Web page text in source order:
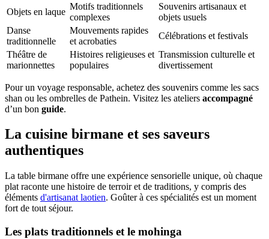
Objets en laque
Motifs traditionnels
complexes
Souvenirs artisanaux et
objets usuels
Danse
traditionnelle
Mouvements rapides
et acrobaties
Célébrations et festivals
Théâtre de
marionnettes
Histoires religieuses et
populaires
Transmission culturelle et
divertissement
Pour un voyage responsable, achetez des souvenirs comme les sacs
shan ou les ombrelles de Pathein. Visitez les ateliers accompagné
d’un bon guide.
La cuisine birmane et ses saveurs
authentiques
La table birmane offre une expérience sensorielle unique, où chaque
plat raconte une histoire de terroir et de traditions, y compris des
éléments d'artisanat laotien. Goûter à ces spécialités est un moment
fort de tout séjour.
Les plats traditionnels et le mohinga